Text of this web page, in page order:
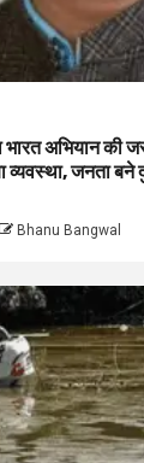
अभियान की
व्यवस्था, जनता बने
Bhanu Bangwal